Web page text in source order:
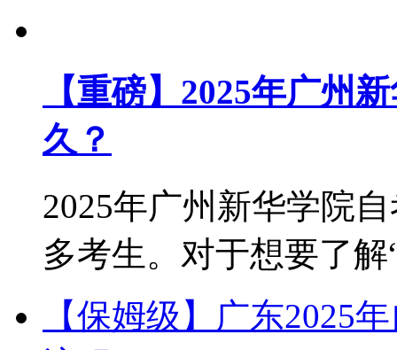
【重磅】2025年广州
久？
2025年广州新华学院
多考生。对于想要了解
【保姆级】广东2025